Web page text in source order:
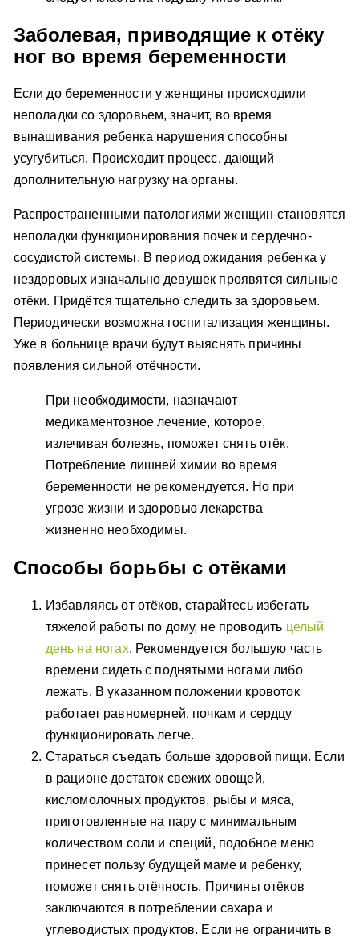
Заболевая, приводящие к отёку
ног во время беременности
Если до беременности у женщины происходили
неполадки со здоровьем, значит, во время
вынашивания ребенка нарушения способны
усугубиться. Происходит процесс, дающий
дополнительную нагрузку на органы.
Распространенными патологиями женщин становятся
неполадки функционирования почек и сердечно-
сосудистой системы. В период ожидания ребенка у
нездоровых изначально девушек проявятся сильные
отёки. Придётся тщательно следить за здоровьем.
Периодически возможна госпитализация женщины.
Уже в больнице врачи будут выяснять причины
появления сильной отёчности.
При необходимости, назначают
медикаментозное лечение, которое,
излечивая болезнь, поможет снять отёк.
Потребление лишней химии во время
беременности не рекомендуется. Но при
угрозе жизни и здоровью лекарства
жизненно необходимы.
Способы борьбы с отёками
Избавляясь от отёков, старайтесь избегать
тяжелой работы по дому, не проводить целый
день на ногах. Рекомендуется большую часть
времени сидеть с поднятыми ногами либо
лежать. В указанном положении кровоток
работает равномерней, почкам и сердцу
функционировать легче.
Стараться съедать больше здоровой пищи. Если
в рационе достаток свежих овощей,
кисломолочных продуктов, рыбы и мяса,
приготовленные на пару с минимальным
количеством соли и специй, подобное меню
принесет пользу будущей маме и ребенку,
поможет снять отёчность. Причины отёков
заключаются в потреблении сахара и
углеводистых продуктов. Если не ограничить в